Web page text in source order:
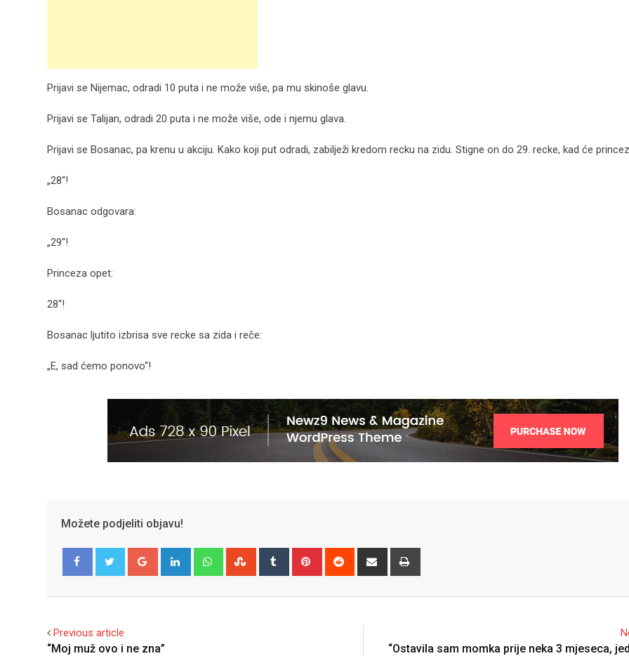
Prijavi se Nijemac, odradi 10 puta i ne može više, pa mu skinoše glavu.
Prijavi se Talijan, odradi 20 puta i ne može više, ode i njemu glava.
Prijavi se Bosanac, pa krenu u akciju. Kako koji put odradi, zabilježi kredom recku na zidu. Stigne on do 29. recke, kad će
„28“!
Bosanac odgovara:
„29“!
Princeza opet:
28“!
Bosanac ljutito izbrisa sve recke sa zida i reče:
„E, sad ćemo ponovo“!
Možete podjeliti objavu!
Google+ LinkedIn WhatsappStumbleUpon
Tumblr Pinterest Reddit
Share
Previous article
“Moj muž ovo i ne zna”
“Ostavila sam momka prije neka 3 mjeseca,